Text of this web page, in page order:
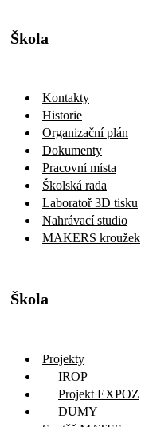
Škola
Kontakty
Historie
Organizační plán
Dokumenty
Pracovní místa
Školská rada
Laboratoř 3D tisku
Nahrávací studio
MAKERS kroužek
Škola
Projekty
IROP
Projekt EXPOZ
DUMY